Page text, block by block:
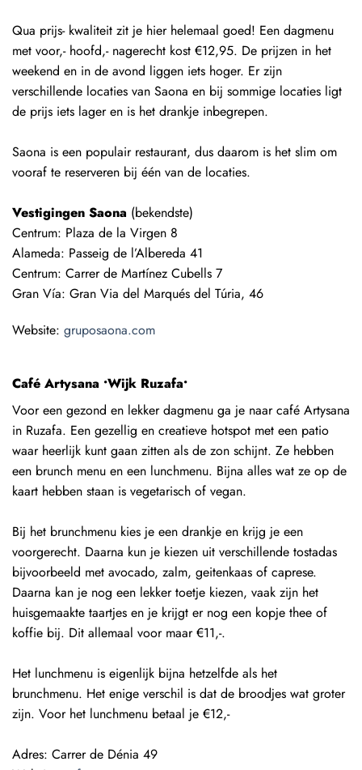
Qua prijs- kwaliteit zit je hier helemaal goed! Een dagmenu
met voor,- hoofd,- nagerecht kost €12,95. De prijzen in het
weekend en in de avond liggen iets hoger. Er zijn
verschillende locaties van Saona en bij sommige locaties ligt
de prijs iets lager en is het drankje inbegrepen.
Saona is een populair restaurant, dus daarom is het slim om
vooraf te reserveren bij één van de locaties.
Vestigingen Saona (bekendste)
Centrum: Plaza de la Virgen 8
Alameda: Passeig de l’Albereda 41
Centrum: Carrer de Martínez Cubells 7
Gran Vía: Gran Via del Marqués del Túria, 46
Website: gruposaona.com
Café Artysana •Wijk Ruzafa•
Voor een gezond en lekker dagmenu ga je naar café Artysana
in Ruzafa. Een gezellig en creatieve hotspot met een patio
waar heerlijk kunt gaan zitten als de zon schijnt. Ze hebben
een brunch menu en een lunchmenu. Bijna alles wat ze op de
kaart hebben staan is vegetarisch of vegan.
Bij het brunchmenu kies je een drankje en krijg je een
voorgerecht. Daarna kun je kiezen uit verschillende tostadas
bijvoorbeeld met avocado, zalm, geitenkaas of caprese.
Daarna kan je nog een lekker toetje kiezen, vaak zijn het
huisgemaakte taartjes en je krijgt er nog een kopje thee of
koffie bij. Dit allemaal voor maar €11,-.
Het lunchmenu is eigenlijk bijna hetzelfde als het
brunchmenu. Het enige verschil is dat de broodjes wat groter
zijn. Voor het lunchmenu betaal je €12,-
Adres: Carrer de Dénia 49